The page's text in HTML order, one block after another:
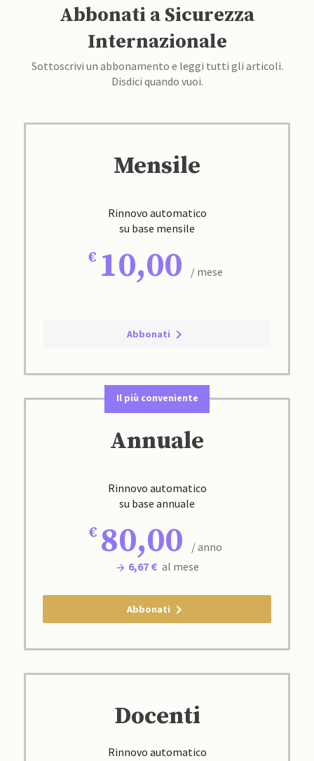
Abbonati a Sicurezza
Internazionale
Sottoscrivi un abbonamento e leggi tutti gli articoli.
Disdici quando vuoi.
Mensile
Rinnovo automatico
su base mensile
10,00 / mese
Abbonati
Il più conveniente
Annuale
Rinnovo automatico
su base annuale
80,00
/ anno
6,67 € al mese
Abbonati
Docenti
Rinnovo automatico